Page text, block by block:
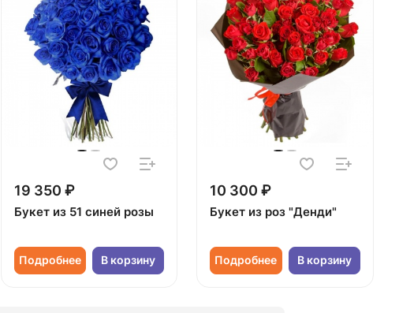
19 350 ₽
Букет из 51 синей розы
Подробнее В корзину
10 300 ₽
Букет из роз "Денди"
Подробнее В корзину